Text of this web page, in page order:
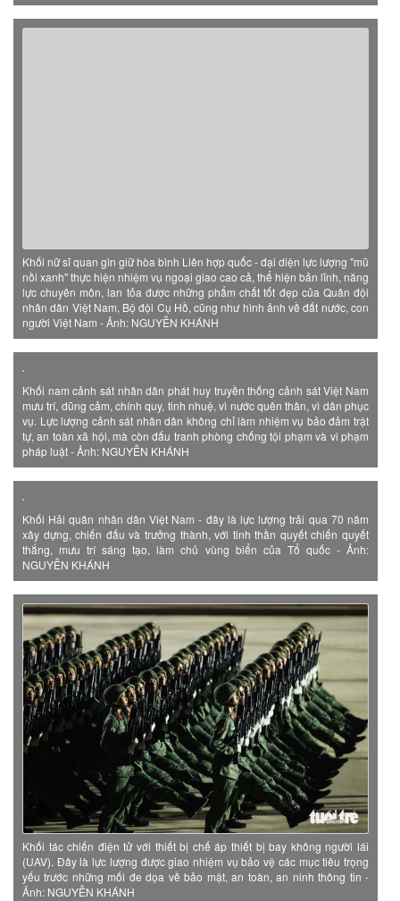
Khối nữ sĩ quan gìn giữ hòa bình Liên hợp quốc - đại diện lực lượng "mũ
nồi xanh" thực hiện nhiệm vụ ngoại giao cao cả, thể hiện bản lĩnh, năng
lực chuyên môn, lan tỏa được những phẩm chất tốt đẹp của Quân đội
nhân dân Việt Nam, Bộ đội Cụ Hồ, cũng như hình ảnh về đất nước, con
người Việt Nam - Ảnh: NGUYỄN KHÁNH
Khối nam cảnh sát nhân dân phát huy truyền thống cảnh sát Việt Nam
mưu trí, dũng cảm, chính quy, tinh nhuệ, vì nước quên thân, vì dân phục
vụ. Lực lượng cảnh sát nhân dân không chỉ làm nhiệm vụ bảo đảm trật
tự, an toàn xã hội, mà còn đấu tranh phòng chống tội phạm và vi phạm
pháp luật - Ảnh: NGUYỄN KHÁNH
Khối Hải quân nhân dân Việt Nam - đây là lực lượng trải qua 70 năm
xây dựng, chiến đấu và trưởng thành, với tinh thần quyết chiến quyết
thắng, mưu trí sáng tạo, làm chủ vùng biển của Tổ quốc - Ảnh:
NGUYỄN KHÁNH
Khối tác chiến điện tử với thiết bị chế áp thiết bị bay không người lái
(UAV). Đây là lực lượng được giao nhiệm vụ bảo vệ các mục tiêu trọng
yếu trước những mối đe dọa về bảo mật, an toàn, an ninh thông tin -
Ảnh: NGUYỄN KHÁNH